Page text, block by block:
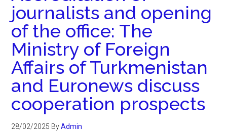
journalists and opening
of the office: The
Ministry of Foreign
Affairs of Turkmenistan
and Euronews discuss
cooperation prospects
28/02/2025 ByAdmin